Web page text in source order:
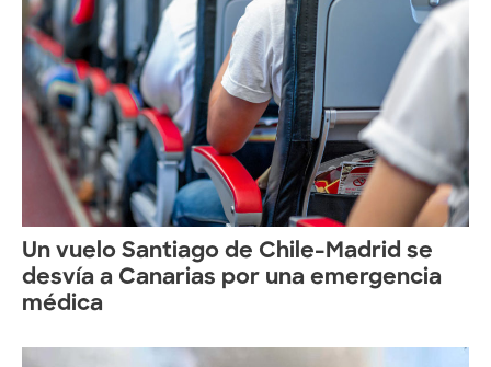
Un vuelo Santiago de Chile-Madrid se
desvía a Canarias por una emergencia
médica